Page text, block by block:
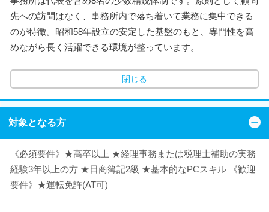
先への訪問はなく、事務所内で落ち着いて業務に集中できる
のが特徴。昭和58年設立の安定した基盤のもと、専門性を高
めながら長く活躍できる環境が整っています。
閉じる
対象となる方
《必須要件》★高卒以上 ★経理事務または税理士補助の実務
経験3年以上の方 ★日商簿記2級 ★基本的なPCスキル 《歓迎
要件》★運転免許(AT可)